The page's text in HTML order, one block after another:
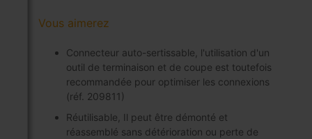
Vous aimerez
Connecteur auto-sertissable, l'utilisation d'un
outil de terminaison et de coupe est toutefois
recommandée pour optimiser les connexions
(réf. 209811)
Réutilisable, Il peut être démonté et
réassemblé sans détérioration ou perte de